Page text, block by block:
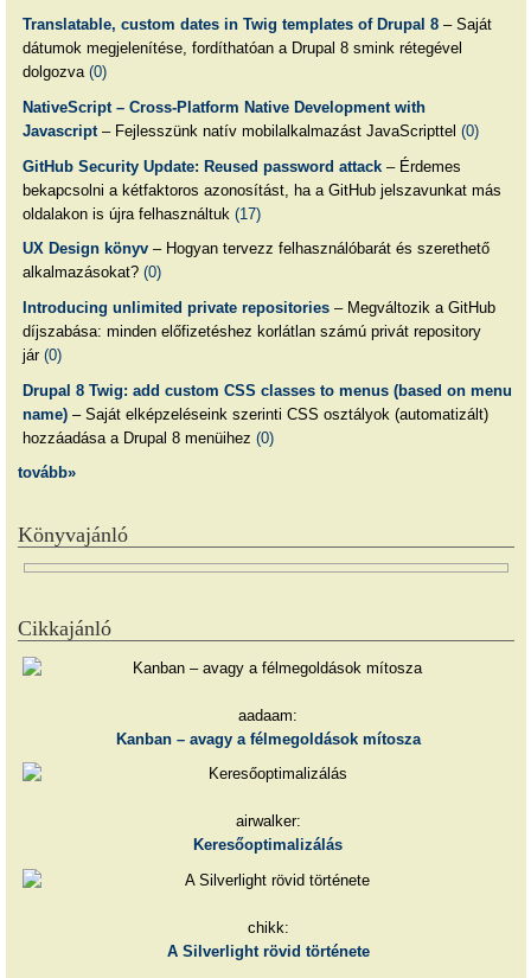
Translatable, custom dates in Twig templates of Drupal 8– Saját
dátumok megjelenítése, fordíthatóan a Drupal 8 smink rétegével
dolgozva (0)
NativeScript – Cross-Platform Native Development with
Javascript– Fejlesszünk natív mobilalkalmazást JavaScripttel (0)
GitHub Security Update: Reused password attack– Érdemes
bekapcsolni a kétfaktoros azonosítást, ha a GitHub jelszavunkat más
oldalakon is újra felhasználtuk (17)
UX Design könyv– Hogyan tervezz felhasználóbarát és szerethető
alkalmazásokat? (0)
Introducing unlimited private repositories– Megváltozik a GitHub
díjszabása: minden előfizetéshez korlátlan számú privát repository
jár (0)
Drupal 8 Twig: add custom CSS classes to menus (based on menu
name)– Saját elképzeléseink szerinti CSS osztályok (automatizált)
hozzáadása a Drupal 8 menüihez (0)
tovább»
Könyvajánló
Cikkajánló
aadaam:
Kanban – avagy a félmegoldások mítosza
airwalker:
Keresőoptimalizálás
chikk:
A Silverlight rövid története